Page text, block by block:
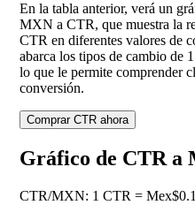
En la tabla anterior, verá un
MXN a CTR, que muestra la
CTR en diferentes valores de
abarca los tipos de cambio
lo que le permite comprender
conversión.
Comprar CTR ahora
Gráfico de CTR a
CTR/MXN: 1 CTR =